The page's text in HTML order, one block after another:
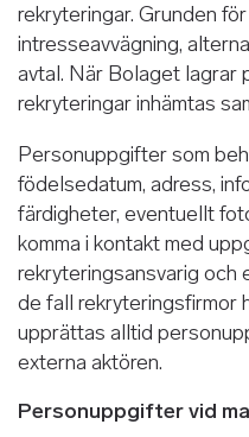
rekryteringar. Grunden
intresseavvägning,
avtal. När Bolaget lagrar
rekryteringar inhämtas
Personuppgifter som
födelsedatum, adress,
färdigheter, eventuellt
komma i kontakt med
rekryteringsansvarig och
de fall rekryteringsfirmor
upprättas alltid
externa aktören.
Personuppgifter vid